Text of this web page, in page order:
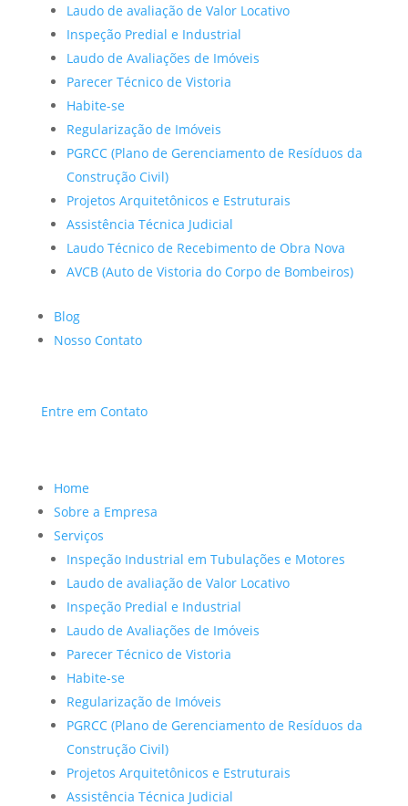
Laudo de avaliação de Valor Locativo
Inspeção Predial e Industrial
Laudo de Avaliações de Imóveis
Parecer Técnico de Vistoria
Habite-se
Regularização de Imóveis
PGRCC (Plano de Gerenciamento de Resíduos da
Construção Civil)
Projetos Arquitetônicos e Estruturais
Assistência Técnica Judicial
Laudo Técnico de Recebimento de Obra Nova
AVCB (Auto de Vistoria do Corpo de Bombeiros)
Blog
Nosso Contato
Entre em Contato
Home
Sobre a Empresa
Serviços
Inspeção Industrial em Tubulações e Motores
Laudo de avaliação de Valor Locativo
Inspeção Predial e Industrial
Laudo de Avaliações de Imóveis
Parecer Técnico de Vistoria
Habite-se
Regularização de Imóveis
PGRCC (Plano de Gerenciamento de Resíduos da
Construção Civil)
Projetos Arquitetônicos e Estruturais
Assistência Técnica Judicial